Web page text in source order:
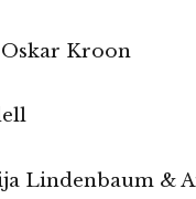
Oskar Kroon
Lindenbaum &